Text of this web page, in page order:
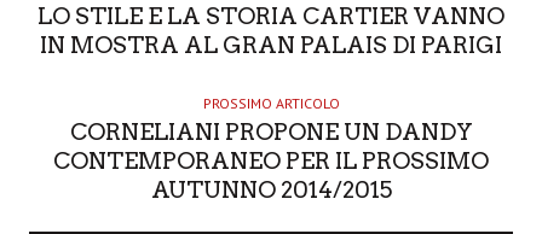
RLO STILE E LA STORIA CARTIER VANNO
IN MOSTRA AL GRAN PALAIS DI PARIGI
PROSSIMO ARTICOLO
CORNELIANI PROPONE UN DANDY
CONTEMPORANEO PER IL PROSSIMO
AUTUNNO 2014/2015